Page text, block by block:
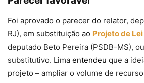
Foi aprovado o parecer do relator,
RJ), em substituição ao Projeto de
deputado Beto Pereira (PSDB-MS),
substitutivo. Lima entendeu que a
projeto – ampliar o volume de